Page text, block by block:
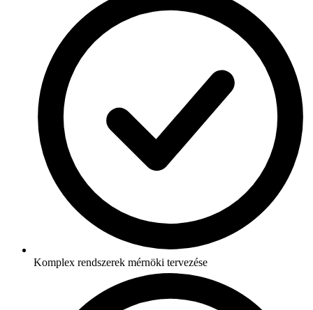
Komplex rendszerek mérnöki tervezése